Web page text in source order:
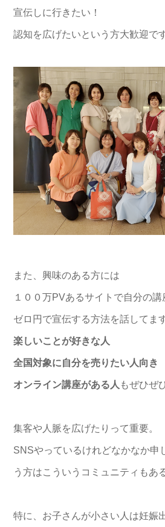
宣伝しに行きたい！
認知を広げたいという方大歓迎です
また、興味のある方には
１００万PVあるサイトで自分の
ゼロ円で宣伝する方法を話してます
楽しいことが好きな人
全国対象に自分を売りたい人向き
オンライン講座がある人 もぜひぜ
集客や人脈を広げたりって重要。
SNSやっているけれどなかなか申
う方はこういうコミュニティもあ
特に、お子さんが小さい人は妊娠